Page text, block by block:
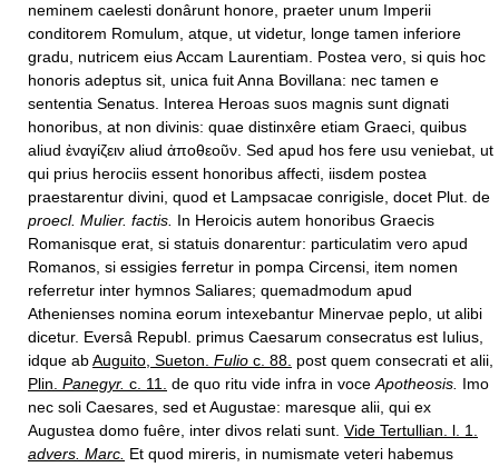
neminem caelesti donârunt honore, praeter unum Imperii
conditorem Romulum, atque, ut videtur, longe tamen inferiore
gradu, nutricem eius Accam Laurentiam. Postea vero, si quis hoc
honoris adeptus sit, unica fuit Anna Bovillana: nec tamen e
sententia Senatus. Interea Heroas suos magnis sunt dignati
honoribus, at non divinis: quae distinxêre etiam Graeci, quibus
aliud ἐναγίζειν aliud ἀποθεοῦν. Sed apud hos fere usu veniebat, ut
qui prius herociis essent honoribus affecti, iisdem postea
praestarentur divini, quod et Lampsacae conrigisle, docet Plut. de
proecl. Mulier. factis. In Heroicis autem honoribus Graecis
Romanisque erat, si statuis donarentur: particulatim vero apud
Romanos, si essigies ferretur in pompa Circensi, item nomen
referretur inter hymnos Saliares; quemadmodum apud
Athenienses nomina eorum intexebantur Minervae peplo, ut alibi
dicetur. Eversâ Republ. primus Caesarum consecratus est Iulius,
idque abAuguito, Sueton. Fulio c. 88. post quem consecrati et alii,
Plin. Panegyr. c. 11. de quo ritu vide infra in voce Apotheosis. Imo
nec soli Caesares, sed et Augustae: maresque alii, qui ex
Augustea domo fuêre, inter divos relati sunt. Vide Tertullian. l. 1.
advers. Marc. Et quod mireris, in numismate veteri habemus